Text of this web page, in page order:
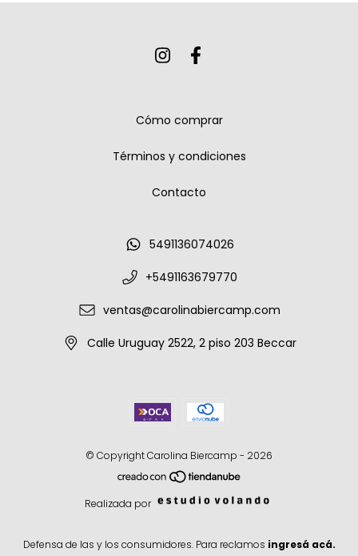
Cómo comprar
Términos y condiciones
Contacto
5491136074026
+5491163679770
ventas@carolinabiercamp.com
Calle Uruguay 2522, 2 piso 203 Beccar
© Copyright Carolina Biercamp - 2026
Realizada por
Defensa de las y los consumidores. Para reclamos ingresá acá.